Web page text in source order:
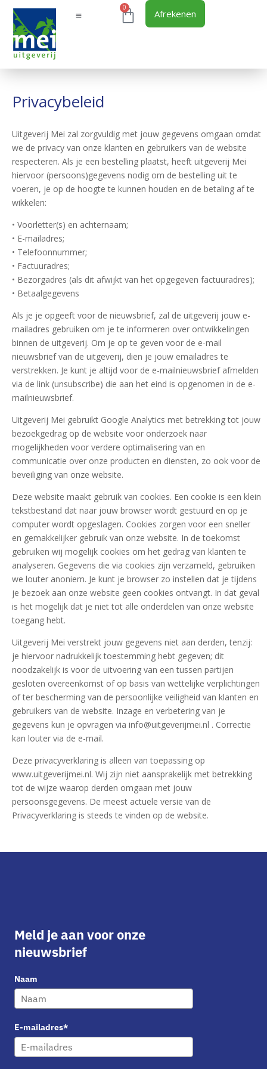
0
Afrekenen
Privacybeleid
Uitgeverij Mei zal zorgvuldig met jouw gegevens omgaan omdat
we de privacy van onze klanten en gebruikers van de website
respecteren. Als je een bestelling plaatst, heeft uitgeverij Mei
hiervoor (persoons)gegevens nodig om de bestelling uit te
voeren, je op de hoogte te kunnen houden en de betaling af te
wikkelen:
• Voorletter(s) en achternaam;
• E-mailadres;
• Telefoonnummer;
• Factuuradres;
• Bezorgadres (als dit afwijkt van het opgegeven factuuradres);
• Betaalgegevens
Als je je opgeeft voor de nieuwsbrief, zal de uitgeverij jouw e-
mailadres gebruiken om je te informeren over ontwikkelingen
binnen de uitgeverij. Om je op te geven voor de e-mail
nieuwsbrief van de uitgeverij, dien je jouw emailadres te
verstrekken. Je kunt je altijd voor de e-mailnieuwsbrief afmelden
via de link (unsubscribe) die aan het eind is opgenomen in de e-
mailnieuwsbrief.
Uitgeverij Mei gebruikt Google Analytics met betrekking tot jouw
bezoekgedrag op de website voor onderzoek naar
mogelijkheden voor verdere optimalisering van en
communicatie over onze producten en diensten, zo ook voor de
beveiliging van onze website.
Deze website maakt gebruik van cookies. Een cookie is een klein
tekstbestand dat naar jouw browser wordt gestuurd en op je
computer wordt opgeslagen. Cookies zorgen voor een sneller
en gemakkelijker gebruik van onze website. In de toekomst
gebruiken wij mogelijk cookies om het gedrag van klanten te
analyseren. Gegevens die via cookies zijn verzameld, gebruiken
we louter anoniem. Je kunt je browser zo instellen dat je tijdens
je bezoek aan onze website geen cookies ontvangt. In dat geval
is het mogelijk dat je niet tot alle onderdelen van onze website
toegang hebt.
Uitgeverij Mei verstrekt jouw gegevens niet aan derden, tenzij:
je hiervoor nadrukkelijk toestemming hebt gegeven; dit
noodzakelijk is voor de uitvoering van een tussen partijen
gesloten overeenkomst of op basis van wettelijke verplichtingen
of ter bescherming van de persoonlijke veiligheid van klanten en
gebruikers van de website. Inzage en verbetering van je
gegevens kun je opvragen via info@uitgeverijmei.nl . Correctie
kan louter via de e-mail.
Deze privacyverklaring is alleen van toepassing op
www.uitgeverijmei.nl. Wij zijn niet aansprakelijk met betrekking
tot de wijze waarop derden omgaan met jouw
persoonsgegevens. De meest actuele versie van de
Privacyverklaring is steeds te vinden op de website.
Meld je aan voor onze
nieuwsbrief
Naam
E-mailadres*